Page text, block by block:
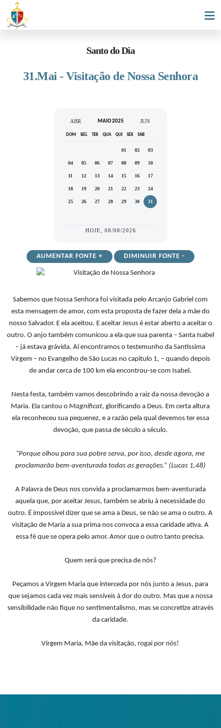
Santo do Dia
31.Mai - Visitação de Nossa Senhora
ABR MAIO 2025 JUN
DOM SEG TER QUA QUI SEX SAB
01 02 03
04 05 06 07 08 09 10
11 12 13 14 15 16 17
18 19 20 21 22 23 24
25 26 27 28 29 30 31
HOJE, 08/08/2026
AUMENTAR FONTE + DIMINUIR FONTE -
Sabemos que Nossa Senhora foi visitada pelo Arcanjo Gabriel com
esta mensagem de amor, com esta proposta de fazer dela a mãe do
nosso Salvador. E ela aceitou. E aceitar Jesus é estar aberto a aceitar o
outro. O anjo também comunicou a ela que sua parenta – Santa Isabel
– já estava grávida. Aí encontramos o testemunho da Santíssima
Virgem – no Evangelho de São Lucas no capitulo 1, – quando depois
de andar cerca de 100 km ela encontrou-se com Isabel.
Nesta festa, também vamos descobrindo a raiz da nossa devoção a
Maria. Ela cantou oMagnificat, glorificando a Deus. Em certa altura
ela reconheceu sua pequenez, e a razão pela qual devemos ter essa
devoção, que passa de século a século.
“Porque olhou para sua pobre serva, por isso, desde agora, me
proclamarão bem-aventurada todas as gerações.” (Lucas 1,48)
A Palavra de Deus nos convida a proclamarmos bem-aventurada
aquela que, por aceitar Jesus, também se abriu à necessidade do
outro. É impossível dizer que se ama a Deus, se não se ama o outro. A
visitação de Maria a sua prima nos convoca a essa caridade ativa. A
essa fé que se opera pelo amor. Amor que o outro tanto precisa.
Quem será que precisa de nós?
Peçamos a Virgem Maria que interceda por nós junto a Jesus, para
que sejamos cada vez mais sensíveis à dor do outro. Mas que a nossa
sensibilidade não fique no sentimentalismo, mas se concretize através
da caridade.
Virgem Maria, Mãe da visitação, rogai por nós!